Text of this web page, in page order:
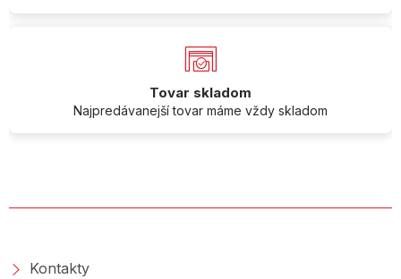
Tovar skladom
Najpredávanejší tovar máme vždy skladom
Kontakty